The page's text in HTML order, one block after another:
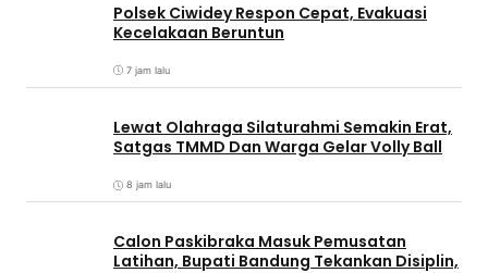
Polsek Ciwidey Respon Cepat, Evakuasi
Kecelakaan Beruntun
7 jam lalu
Lewat Olahraga Silaturahmi Semakin Erat,
Satgas TMMD Dan Warga Gelar Volly Ball
8 jam lalu
Calon Paskibraka Masuk Pemusatan
Latihan, Bupati Bandung Tekankan Disiplin,